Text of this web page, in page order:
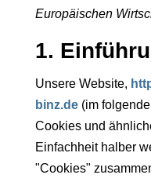
Europäischen
1.
Unsere Website,
binz.de(im
Cookies und
Einfachheit halber
"Cookies"